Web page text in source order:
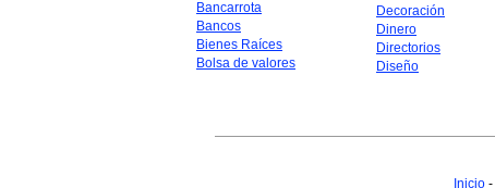
Bancarrota
Bancos
Bienes Raíces
Bolsa de valores
Decoración
Dinero
Directorios
Diseño
Inicio -